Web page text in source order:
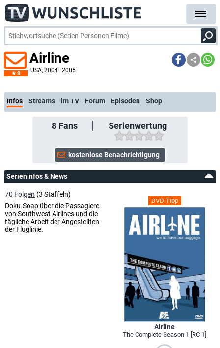
8
Airline
USA, 2004–2005
Infos Streams im TV Forum Episoden Shop
8Fans Serienwertung
Serieninfos & News
DVD-Tipp
Airline
The Complete Season 1 [RC 1]
70 Folgen (3 Staffeln)
Doku-Soap über die Passagiere
von Southwest Airlines und die
tägliche Arbeit der Angestellten
der Fluglinie.